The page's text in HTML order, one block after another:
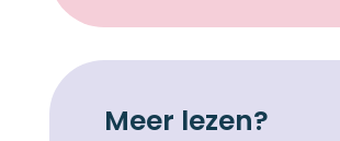
Meer lezen?